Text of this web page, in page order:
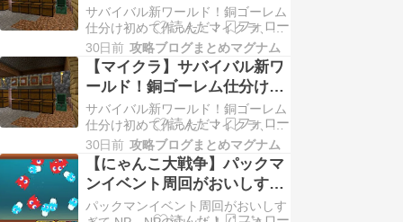
トに何が入っているかを示す額縁を
設置しました。 うん、こっちのほ
うがいいね。上側の額縁…
めて作った♪
サバイバル新ワールド！銅ゴーレム
仕分け初めて作った♪ マイクラ、最
近はアドオンの検証ばっかりやって
たものでサバイバルモードはご無沙
汰だったんですが、久しぶりに新ワ
ールド作りました。 サルファキュ
ーブ実装されたし、硫黄の廃坑でし
か入手できないというレアレコード
に惹かれまして、ついつ…
30日前 攻略ブログまとめマグナム
【マイクラ】サバイバル新ワ
ールド！銅ゴーレム仕分け初
めて作った♪
サバイバル新ワールド！銅ゴーレム
仕分け初めて作った♪ マイクラ、最
近はアドオンの検証ばっかりやって
たものでサバイバルモードはご無沙
汰だったんですが、久しぶりに新ワ
ールド作りました。 サルファキュ
ーブ実装されたし、硫黄の廃坑でし
30日前 攻略ブログまとめマグナム
【にゃんこ大戦争】パックマ
ンイベント周回がおいしすぎ
て
パックマンイベント周回がおいしす